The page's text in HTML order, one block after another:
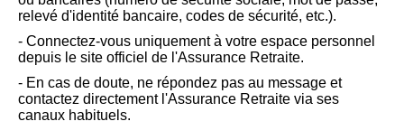
relevé d'identité bancaire, codes de sécurité, etc.).
- Connectez-vous uniquement à votre espace personnel
depuis le site officiel de l'Assurance Retraite.
- En cas de doute, ne répondez pas au message et
contactez directement l'Assurance Retraite via ses
canaux habituels.